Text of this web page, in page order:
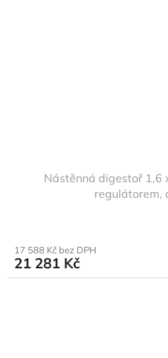
Nástěnná digestoř 1,6
regulátorem,
17 588 Kč bez DPH
21 281 Kč